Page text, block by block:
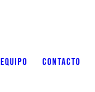
EQUIPO CONTACTO